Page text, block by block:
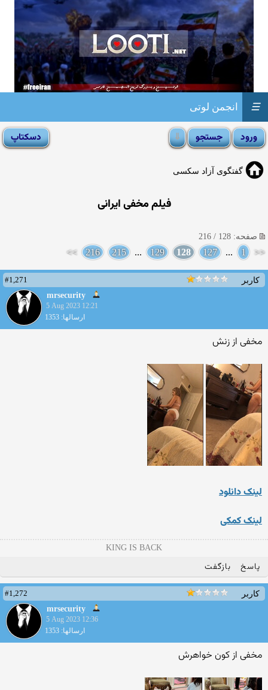
انجمن لوتی ☰
گفتگوی آزاد سکسی
فیلم مخفی ایرانی
صفحه: 128 / 216
<<
1
...
127
128
129
...
215
216
>>
کاربر
#1,271
mrsecurity
5 Aug 2023 12:21
ارسالها: 1353
مخفی از زنش
لینک دانلود
لینک کمکی
KING IS BACK
پاسخ بازگفت
کاربر
#1,272
mrsecurity
5 Aug 2023 12:36
ارسالها: 1353
مخفی از کون خواهرش